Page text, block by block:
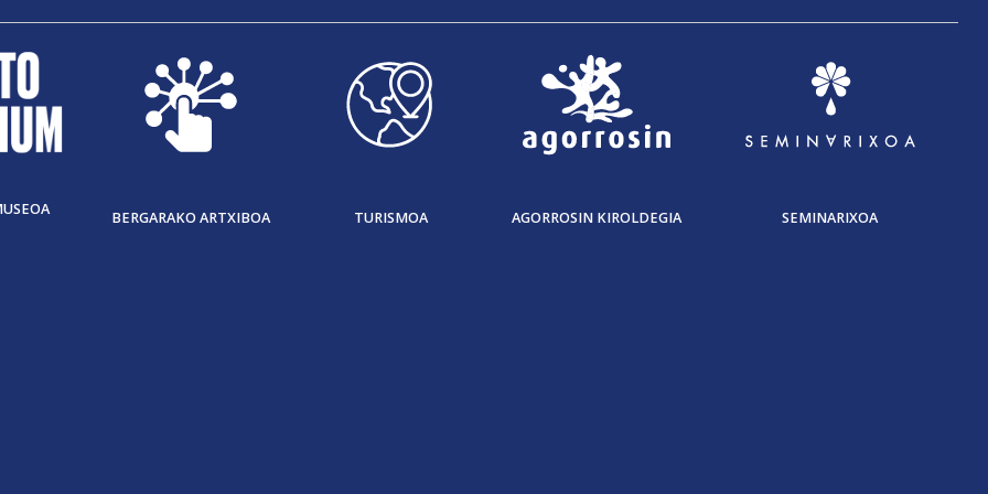
BERGARAKO ARTXIBOA TURISMOA AGORROSIN KIROLDEGIA SEMINARIXOA